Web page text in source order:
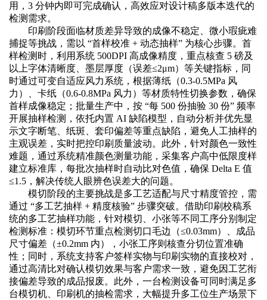
用，3 分钟内即可完成确认，高效应对设计稿多版本迭代的
检测需求。
印刷阶段面临材质差异导致的成像不稳定、微小瑕疵难
捕捉等挑战，需以 “首样校准 + 动态抽样” 为核心步骤。首
样检测时，利用系统 500DPI 高成像精度，重点核查 5 磅及
以上字体清晰度、墨层厚度（误差≤2μm）等关键指标，同
时通过可变自适应风力系统，根据薄纸（0.3-0.5MPa 风
力）、卡纸（0.6-0.8MPa 风力）等材质特性切换参数，确保
首样成像稳定；批量生产中，按 “每 500 份抽验 30 份” 频率
开展抽样检测，依托内置 AI 缺陷模型，自动分析并优先显
示文字断笔、纸斑、套印偏差等重点缺陷，避免人工抽样的
主观误差，实时把控印刷质量波动。此外，针对颜色一致性
难题，通过系统精准颜色测量功能，采集客户高中低限度样
建立标准库，每批次抽样时自动比对色值，确保 Delta E 值
≤1.5，解决传统人眼辨色误差大的问题。
模切阶段的主要挑战是多工艺适配与尺寸精度管控，需
通过 “多工艺抽样 + 精度核验” 步骤突破。借助印刷校稿系
统的多工艺抽样功能，针对模切、小张等不同工序分别制定
检测标准：模切环节重点检测切口毛边（≤0.03mm）、成品
尺寸偏差（±0.2mm 内），小张工序则核查分切位置准确
性；同时，系统支持客户签样实物与印刷实物的直接校对，
通过高清比对确认模切效果与客户需求一致，避免因工艺衔
接偏差导致的成品报废。此外，一台检测设备可同时满足多
台模切机、印刷机的抽检需求，大幅提升多工位生产场景下